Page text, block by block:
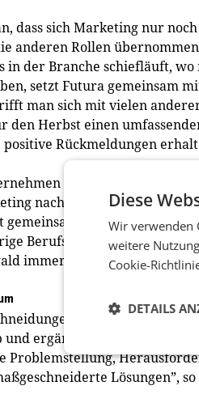
dass sich Marketing nur
anderen Rollen
in der Branche schiefläuft,
setzt Futura gemeinsam
man sich mit vielen
den Herbst einen
Rückmeldungen
sollten Interesse an
nach hinten gedrängt
gemeinsam mit Gansterer
Berufslaufbahn als
immer auf Agenturseite
haben die drei
ergänzt einander. „Unser
Problemstellung,
Lösungen”,
Diese
Wir verwenden
weitere
Cookie-
DETAILS